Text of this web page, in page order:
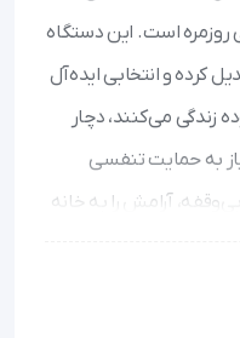
روزمره است. این دستگاه
کرده و انتخابی ایده‌آل
زندگی می‌کنند، دچار
به حمایت تنفسی
آرامش را به خانه